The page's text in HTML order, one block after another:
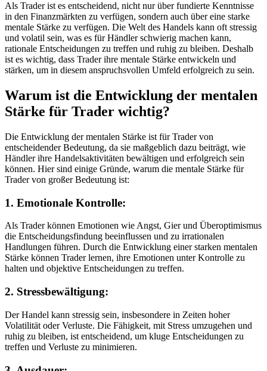
Als Trader ist es entscheidend, nicht nur über fundierte Kenntnisse
in den Finanzmärkten zu verfügen, sondern auch über eine starke
mentale Stärke zu verfügen. Die Welt des Handels kann oft stressig
und volatil sein, was es für Händler schwierig machen kann,
rationale Entscheidungen zu treffen und ruhig zu bleiben. Deshalb
ist es wichtig, dass Trader ihre mentale Stärke entwickeln und
stärken, um in diesem anspruchsvollen Umfeld erfolgreich zu sein.
Warum ist die Entwicklung der mentalen
Stärke für Trader wichtig?
Die Entwicklung der mentalen Stärke ist für Trader von
entscheidender Bedeutung, da sie maßgeblich dazu beiträgt, wie
Händler ihre Handelsaktivitäten bewältigen und erfolgreich sein
können. Hier sind einige Gründe, warum die mentale Stärke für
Trader von großer Bedeutung ist:
1. Emotionale Kontrolle:
Als Trader können Emotionen wie Angst, Gier und Überoptimismus
die Entscheidungsfindung beeinflussen und zu irrationalen
Handlungen führen. Durch die Entwicklung einer starken mentalen
Stärke können Trader lernen, ihre Emotionen unter Kontrolle zu
halten und objektive Entscheidungen zu treffen.
2. Stressbewältigung:
Der Handel kann stressig sein, insbesondere in Zeiten hoher
Volatilität oder Verluste. Die Fähigkeit, mit Stress umzugehen und
ruhig zu bleiben, ist entscheidend, um kluge Entscheidungen zu
treffen und Verluste zu minimieren.